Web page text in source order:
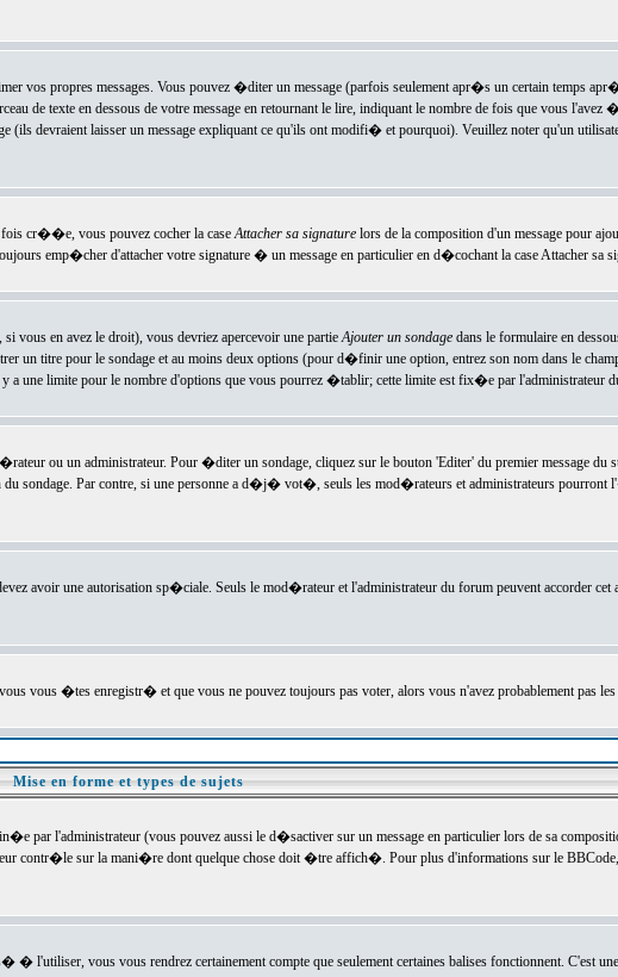
vos propres messages. Vous pouvez �diter un message (parfois seulement apr�s un certain temps
texte en dessous de votre message en retournant le lire, indiquant le nombre de fois que vous
devraient laisser un message expliquant ce qu'ils ont modifi� et pourquoi). Veuillez noter qu'un
fois cr��e, vous pouvez cocher la caseAttacher sa signaturelors de la composition d'un message pour
emp�cher d'attacher votre signature � un message en particulier en d�cochant la case Attacher sa
vous en avez le droit), vous devriez apercevoir une partieAjouter un sondagedans le formulaire en
un titre pour le sondage et au moins deux options (pour d�finir une option, entrez son nom dans le
une limite pour le nombre d'options que vous pourrez �tablir; cette limite est fix�e par l'administrateur
ou un administrateur. Pour �diter un sondage, cliquez sur le bouton 'Editer' du premier message du
sondage. Par contre, si une personne a d�j� vot�, seuls les mod�rateurs et administrateurs
avoir une autorisation sp�ciale. Seuls le mod�rateur et l'administrateur du forum peuvent accorder cet
vous �tes enregistr� et que vous ne pouvez toujours pas voter, alors vous n'avez probablement pas
Mise en forme et types de sujets
l'administrateur (vous pouvez aussi le d�sactiver sur un message en particulier lors de sa
contr�le sur la mani�re dont quelque chose doit �tre affich�. Pour plus d'informations sur le BBCode,
vous vous rendrez certainement compte que seulement certaines balises fonctionnent. C'est